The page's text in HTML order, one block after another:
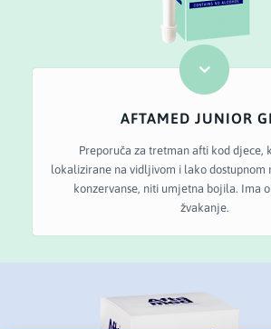
AFTAMED JUNIOR
Preporuča za tretman afti kod djece,
lokalizirane na vidljivom i lako dostupnom
konzervanse, niti umjetna bojila. Ima
žvakanje.